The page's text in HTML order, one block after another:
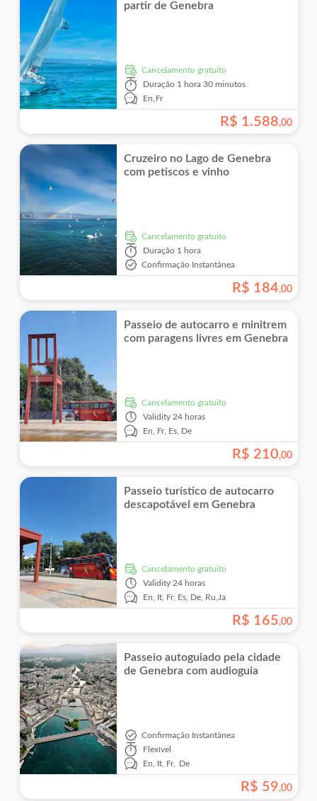
partir de Genebra
Cancelamento gratuito
Duração 1 hora 30 minutos
En,Fr
R$ 1.588,00
Cruzeiro no Lago de Genebra
com petiscos e vinho
Cancelamento gratuito
Duração 1 hora
Confirmação Instantânea
R$ 184,00
Passeio de autocarro e minitrem
com paragens livres em Genebra
Cancelamento gratuito
Validity 24 horas
En, Fr, Es, De
R$ 210,00
Passeio turístico de autocarro
descapotável em Genebra
Cancelamento gratuito
Validity 24 horas
En, It, Fr, Es, De, Ru,Ja
R$ 165,00
Passeio autoguiado pela cidade
de Genebra com audioguia
Confirmação Instantânea
Flexível
En, It, Fr, De
R$ 59,00